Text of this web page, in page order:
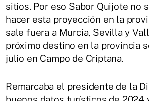
sitios. Por eso Sabor Quijote no
hacer esta proyección en la
sale fuera a Murcia, Sevilla y
próximo destino en la provincia
julio en Campo de Criptana.
Remarcaba el presidente de la